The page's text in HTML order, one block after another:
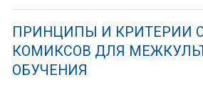
ПРИНЦИПЫ И КРИТЕРИИ
КОМИКСОВ ДЛЯ
ОБУЧЕНИЯ